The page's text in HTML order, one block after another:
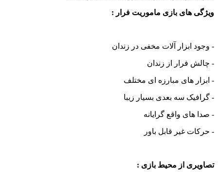
های بازی ماموریت فرار :
ابزار آلات مخفی در زندان
فرار از زندان
های مبارزه ای مختلف
سه بعدی بسیار زیبا
واقع گرایانه
غیر قابل باور
از محیط بازی :